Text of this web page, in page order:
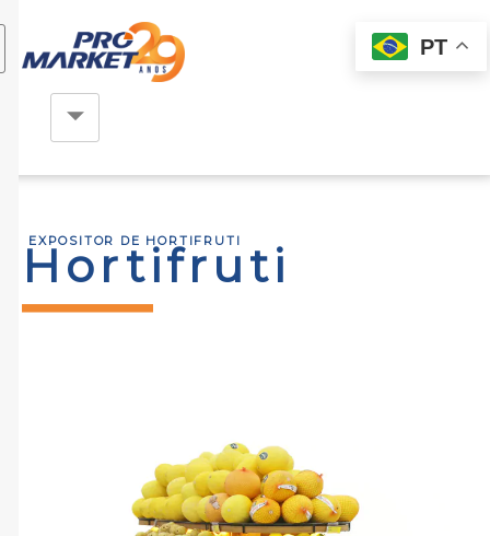
EXPOSITOR DE HORTIFRUTI
Hortifruti
PT